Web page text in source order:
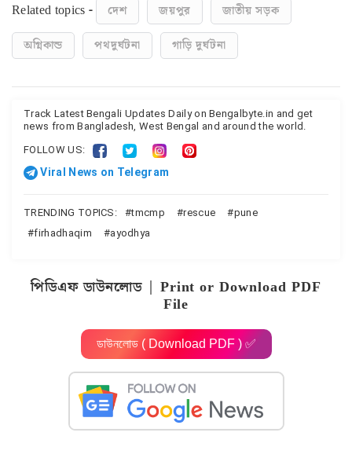
Related topics - দেশ জয়পুর
জাতীয় সড়ক
অগ্নিকান্ড
পথদুর্ঘটনা গাড়ি দুর্ঘটনা
Track Latest Bengali Updates Daily on Bengalbyte.in and get
news from Bangladesh, West Bengal and around the world.
FOLLOW US:
Viral News on Telegram
TRENDING TOPICS: tmcmp rescue
pune
firhadhaqim
ayodhya
পিডিএফ ডাউনলোড | Print or Download PDF
File
ডাউনলোড ( Download PDF ) ✅